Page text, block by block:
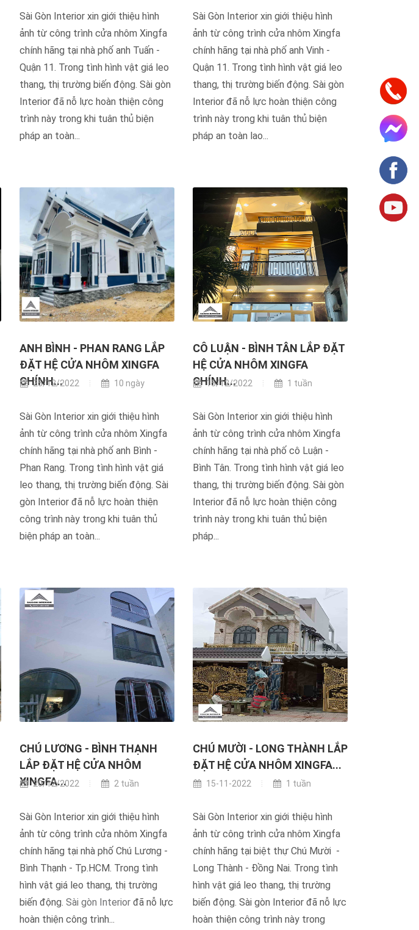
Sài Gòn Interior xin giới thiệu hình
ảnh từ công trình cửa nhôm Xingfa
chính hãng tại nhà phố anh Tuấn -
Quận 11. Trong tình hình vật giá leo
thang, thị trường biến động. Sài gòn
Interior đã nỗ lực hoàn thiện công
trình này trong khi tuân thủ biện
pháp an toàn...
Sài Gòn Interior xin giới thiệu hình
ảnh từ công trình cửa nhôm Xingfa
chính hãng tại nhà phố anh Vinh -
Quận 11. Trong tình hình vật giá leo
thang, thị trường biến động. Sài gòn
Interior đã nỗ lực hoàn thiện công
trình này trong khi tuân thủ biện
pháp an toàn lao...
ANH BÌNH - PHAN RANG LẮP
ĐẶT HỆ CỬA NHÔM XINGFA
CHÍNH...
25/12/2022 10 ngày
Sài Gòn Interior xin giới thiệu hình
ảnh từ công trình cửa nhôm Xingfa
chính hãng tại nhà phố anh Bình -
Phan Rang. Trong tình hình vật giá
leo thang, thị trường biến động. Sài
gòn Interior đã nỗ lực hoàn thiện
công trình này trong khi tuân thủ
biện pháp an toàn...
CÔ LUẬN - BÌNH TÂN LẮP ĐẶT
HỆ CỬA NHÔM XINGFA
CHÍNH...
15/12/2022 1 tuần
Sài Gòn Interior xin giới thiệu hình
ảnh từ công trình cửa nhôm Xingfa
chính hãng tại nhà phố cô Luận -
Bình Tân. Trong tình hình vật giá leo
thang, thị trường biến động. Sài gòn
Interior đã nỗ lực hoàn thiện công
trình này trong khi tuân thủ biện
pháp...
CHÚ LƯƠNG - BÌNH THẠNH
LẮP ĐẶT HỆ CỬA NHÔM
XINGFA...
20/12/2022 2 tuần
Sài Gòn Interior xin giới thiệu hình
ảnh từ công trình cửa nhôm Xingfa
chính hãng tại nhà phố Chú Lương -
Bình Thạnh - Tp.HCM. Trong tình
hình vật giá leo thang, thị trường
biến động. Sài gòn Interiorđã nỗ lực
hoàn thiện công trình...
CHÚ MƯỜI - LONG THÀNH LẮP
ĐẶT HỆ CỬA NHÔM XINGFA...
15-11-2022 1 tuần
Sài Gòn Interior xin giới thiệu hình
ảnh từ công trình cửa nhôm Xingfa
chính hãng tại biệt thự Chú Mười -
Long Thành - Đồng Nai. Trong tình
hình vật giá leo thang, thị trường
biến động. Sài gòn Interior đã nỗ lực
hoàn thiện công trình này trong